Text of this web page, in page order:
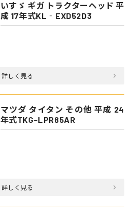
いすゞ ギガ トラクターヘッド 平
成 17年式KL‐EXD52D3
詳しく見る
マツダ タイタン その他 平成 24
年式TKG-LPR85AR
詳しく見る